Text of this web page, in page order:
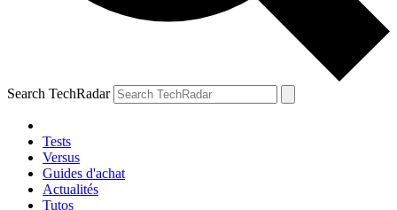
Search TechRadar
Tests
Versus
Guides d'achat
Actualités
Tutos